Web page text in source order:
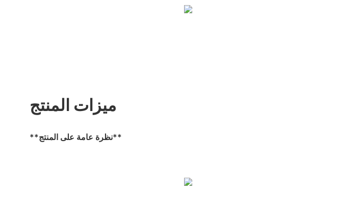
ميزات المنتج
**نظرة عامة على المنتج**